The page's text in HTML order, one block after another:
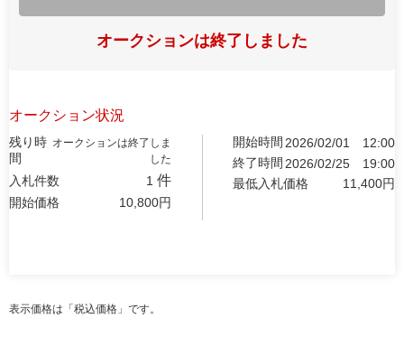
オークションは終了しました
オークション状況
残り時
間
オークションは終了しま
した
入札件数 1 件
開始価格 10,800円
開始時間 2026/02/01
12:00
終了時間 2026/02/25
19:00
最低入札価格
11,400円
表示価格は「税込価格」です。